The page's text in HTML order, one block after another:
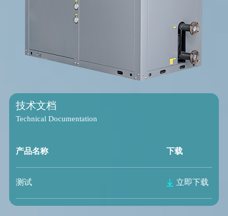
技术文档
Technical Documentation
产品名称 下载
测试 立即下载